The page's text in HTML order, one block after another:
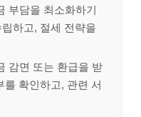
부담을 최소화하기
하고, 절세 전략을
감면 또는 환급을 받
를 확인하고, 관련 서